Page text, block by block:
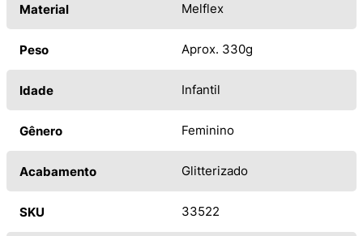
Material Melflex
Peso Aprox. 330g
Idade Infantil
Gênero Feminino
Acabamento Glitterizado
SKU 33522